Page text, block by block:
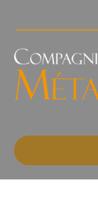
des
Précieux
l'Ouest